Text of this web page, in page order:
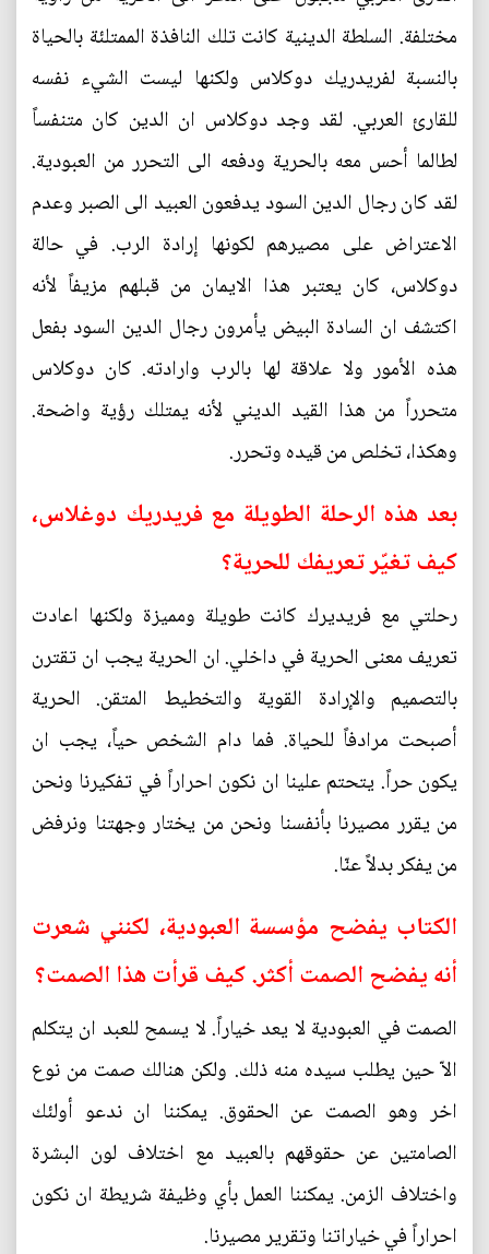
مختلفة. السلطة الدينية كانت تلك النافذة الممتلئة بالحياة
بالنسبة لفريدريك دوكلاس ولكنها ليست الشيء نفسه
للقارئ العربي. لقد وجد دوكلاس ان الدين كان متنفساً
لطالما أحس معه بالحرية ودفعه الى التحرر من العبودية.
لقد كان رجال الدين السود يدفعون العبيد الى الصبر وعدم
الاعتراض على مصيرهم لكونها إرادة الرب. في حالة
دوكلاس، كان يعتبر هذا الايمان من قبلهم مزيفاً لأنه
اكتشف ان السادة البيض يأمرون رجال الدين السود بفعل
هذه الأمور ولا علاقة لها بالرب وارادته. كان دوكلاس
متحرراً من هذا القيد الديني لأنه يمتلك رؤية واضحة.
وهكذا، تخلص من قيده وتحرر.
بعد هذه الرحلة الطويلة مع فريدريك دوغلاس،
كيف تغيّر تعريفك للحرية؟
رحلتي مع فريديرك كانت طويلة ومميزة ولكنها اعادت
تعريف معنى الحرية في داخلي. ان الحرية يجب ان تقترن
بالتصميم والإرادة القوية والتخطيط المتقن. الحرية
أصبحت مرادفاً للحياة. فما دام الشخص حياً، يجب ان
يكون حراً. يتحتم علينا ان نكون احراراً في تفكيرنا ونحن
من يقرر مصيرنا بأنفسنا ونحن من يختار وجهتنا ونرفض
من يفكر بدلاً عنّا.
الكتاب يفضح مؤسسة العبودية، لكنني شعرت
أنه يفضح الصمت أكثر. كيف قرأت هذا الصمت؟
الصمت في العبودية لا يعد خياراً. لا يسمح للعبد ان يتكلم
الاّ حين يطلب سيده منه ذلك. ولكن هنالك صمت من نوع
اخر وهو الصمت عن الحقوق. يمكننا ان ندعو أولئك
الصامتين عن حقوقهم بالعبيد مع اختلاف لون البشرة
واختلاف الزمن. يمكننا العمل بأي وظيفة شريطة ان نكون
احراراً في خياراتنا وتقرير مصيرنا.